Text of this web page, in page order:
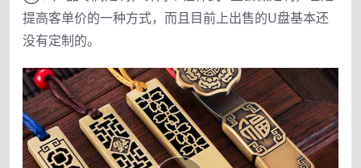
提高客单价的一种方式，而且目前上出售的U盘基本还
没有定制的。